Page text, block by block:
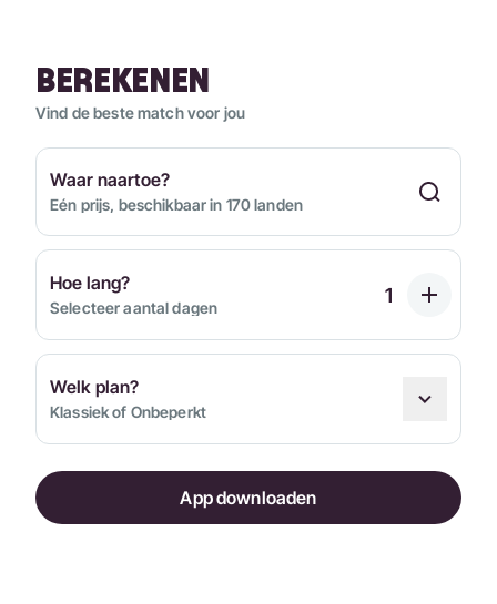
BEREKENEN
Vind de beste match voor jou
Waar naartoe?
Eén prijs, beschikbaar in 170 landen
Hoe lang?
Selecteer aantal dagen
Welk plan?
Klassiek of Onbeperkt
App downloaden